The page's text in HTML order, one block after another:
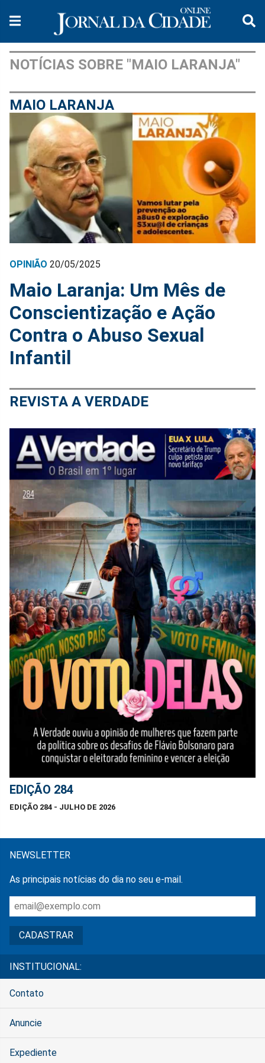
NOTÍCIAS SOBRE "MAIO LARANJA"
MAIO LARANJA
OPINIÃO 20/05/2025
Maio Laranja: Um Mês de
Conscientização e Ação
Contra o Abuso Sexual
Infantil
REVISTA A VERDADE
EDIÇÃO 284
EDIÇÃO 284 - JULHO DE 2026
NEWSLETTER
As principais notícias do dia no seu e-mail.
INSTITUCIONAL:
Contato
Anuncie
Expediente